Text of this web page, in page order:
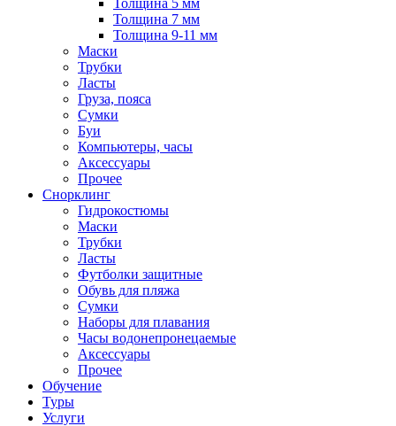
Толщина 5 мм
Толщина 7 мм
Толщина 9-11 мм
Маски
Трубки
Ласты
Груза, пояса
Сумки
Буи
Компьютеры, часы
Аксессуары
Прочее
Снорклинг
Гидрокостюмы
Маски
Трубки
Ласты
Футболки защитные
Обувь для пляжа
Сумки
Наборы для плавания
Часы водонепронецаемые
Аксессуары
Прочее
Обучение
Туры
Услуги